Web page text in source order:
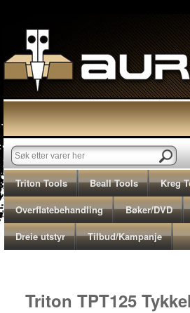
Triton Tools Beall Tools Kreg
Overflatebehandling
Bøker/DVD
Dreie utstyr
Tilbud/Kampanje